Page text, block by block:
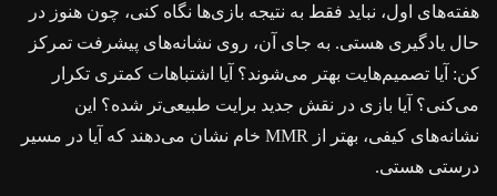
هفته‌های اول، نباید فقط به نتیجه بازی‌ها نگاه کنی، چون هنوز در
حال یادگیری هستی. به جای آن، روی نشانه‌های پیشرفت تمرکز
کن: آیا تصمیم‌هایت بهتر می‌شوند؟ آیا اشتباهات کمتری تکرار
می‌کنی؟ آیا بازی در نقش جدید برایت طبیعی‌تر شده؟ این
نشانه‌های کیفی، بهتر از MMR خام نشان می‌دهند که آیا در مسیر
درستی هستی.